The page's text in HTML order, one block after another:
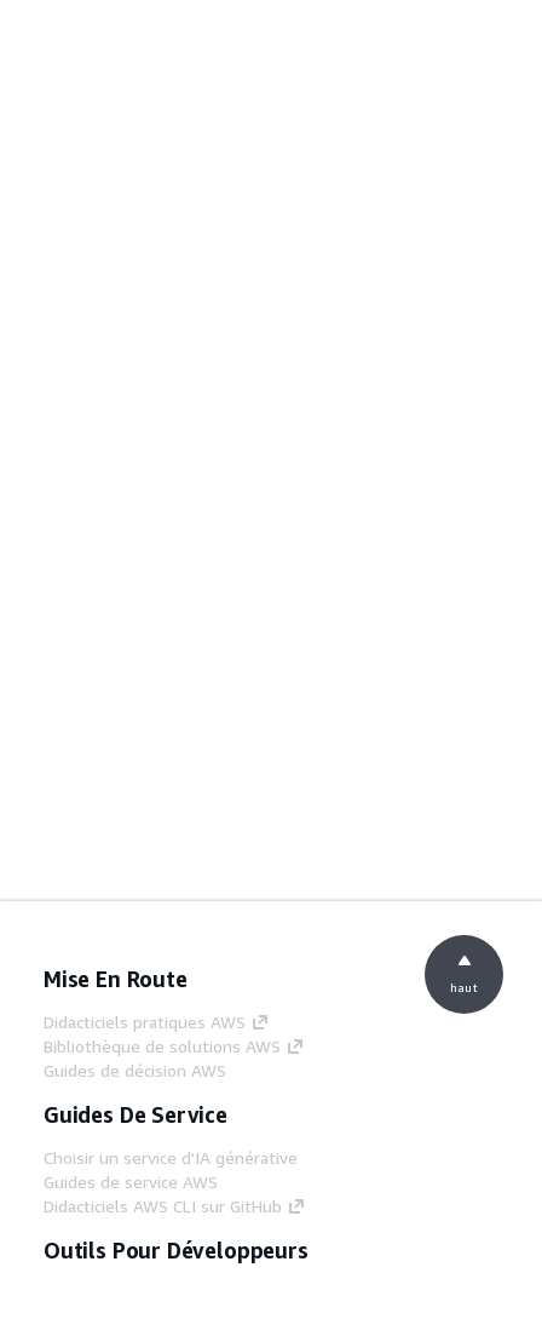
Mise En Route
Didacticiels pratiques AWS
Bibliothèque de solutions AWS
Guides de décision AWS
Guides De Service
Choisir un service d'IA générative
Guides de service AWS
Didacticiels AWS CLI sur GitHub
Outils Pour Développeurs
haut